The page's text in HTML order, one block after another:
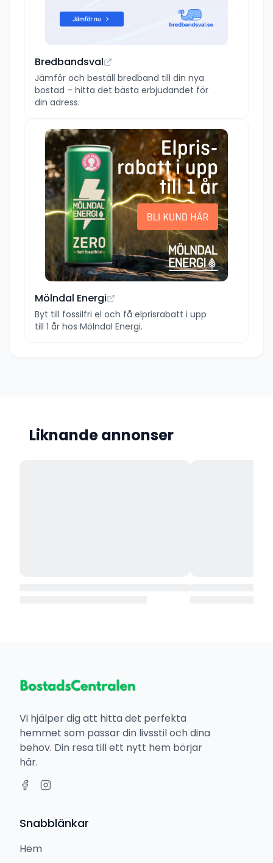
Bredbandsval
Jämför och beställ bredband till din nya
bostad – hitta det bästa erbjudandet för
din adress.
Mölndal Energi
Byt till fossilfri el och få elprisrabatt i upp
till 1 år hos Mölndal Energi.
Liknande annonser
Vi hjälper dig att hitta det perfekta
hemmet som passar din livsstil och dina
behov. Din resa till ett nytt hem börjar
här.
Snabblänkar
Hem